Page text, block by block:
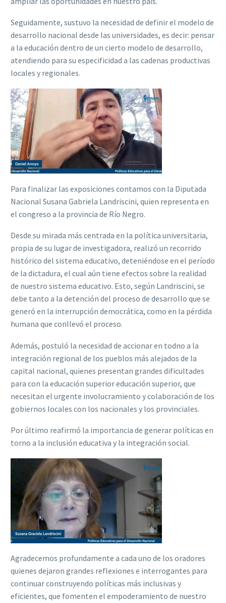
Seguidamente, sustuvo la necesidad de definir el modelo de
desarrollo nacional desde las universidades, es decir: pensar
a la educación dentro de un cierto modelo de desarrollo,
atendiendo para su especificidad a las cadenas productivas
locales y regionales.
Para finalizar las exposiciones contamos con la Diputada
Nacional Susana Gabriela Landriscini, quien representa en
el congreso a la provincia de Río Negro.
Desde su mirada más centrada en la política universitaria,
propia de su lugar de investigadora, realizó un recorrido
histórico del sistema educativo, deteniéndose en el período
de la dictadura, el cual aún tiene efectos sobre la realidad
de nuestro sistema educativo. Esto, según Landriscini, se
debe tanto a la detención del proceso de desarrollo que se
generó en la interrupción democrática, como en la pérdida
humana que conllevó el proceso.
Además, postuló la necesidad de accionar en todno a la
integración regional de los pueblos más alejados de la
capital nacional, quienes presentan grandes dificultades
para con la educación superior educación superior, que
necesitan el urgente involucramiento y colaboración de los
gobiernos locales con los nacionales y los provinciales.
Por último reafirmó la importancia de generar políticas en
torno a la inclusión educativa y la integración social.
Agradecemos profundamente a cada uno de los oradores
quienes dejaron grandes reflexiones e interrogantes para
continuar construyendo políticas más inclusivas y
eficientes, que fomenten el empoderamiento de nuestro